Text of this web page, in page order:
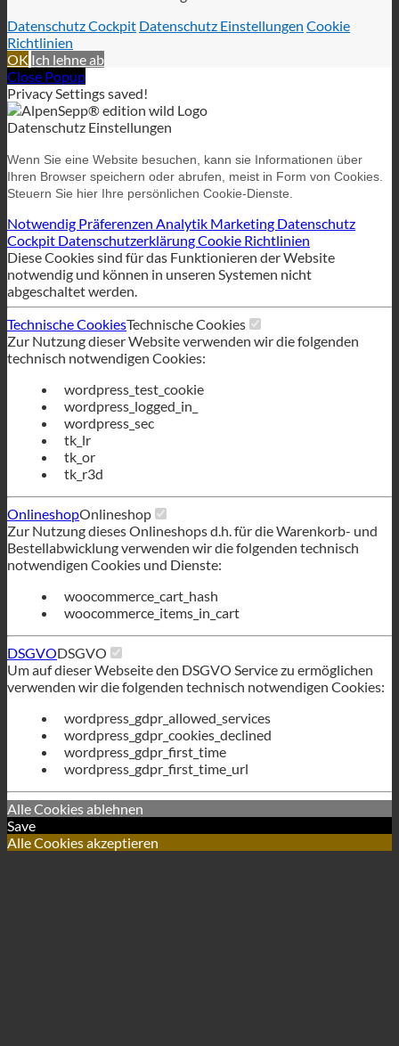
Datenschutz Cockpit Datenschutz Einstellungen Cookie
Richtlinien
OK Ich lehne ab
Close Popup
Privacy Settings saved!
Datenschutz Einstellungen
Wenn Sie eine Website besuchen, kann sie Informationen über
Ihren Browser speichern oder abrufen, meist in Form von Cookies.
Steuern Sie hier Ihre persönlichen Cookie-Dienste.
Notwendig Präferenzen Analytik Marketing Datenschutz
Cockpit DatenschutzerklärungCookie Richtlinien
Diese Cookies sind für das Funktionieren der Website
notwendig und können in unseren Systemen nicht
abgeschaltet werden.
Technische CookiesTechnische Cookies
Zur Nutzung dieser Website verwenden wir die folgenden
technisch notwendigen Cookies:
wordpress_test_cookie
wordpress_logged_in_
wordpress_sec
tk_lr
tk_or
tk_r3d
OnlineshopOnlineshop
Zur Nutzung dieses Onlineshops d.h. für die Warenkorb- und
Bestellabwicklung verwenden wir die folgenden technisch
notwendigen Cookies und Dienste:
woocommerce_cart_hash
woocommerce_items_in_cart
DSGVODSGVO
Um auf dieser Webseite den DSGVO Service zu ermöglichen
verwenden wir die folgenden technisch notwendigen Cookies:
wordpress_gdpr_allowed_services
wordpress_gdpr_cookies_declined
wordpress_gdpr_first_time
wordpress_gdpr_first_time_url
Alle Cookies ablehnen
Save
Alle Cookies akzeptieren